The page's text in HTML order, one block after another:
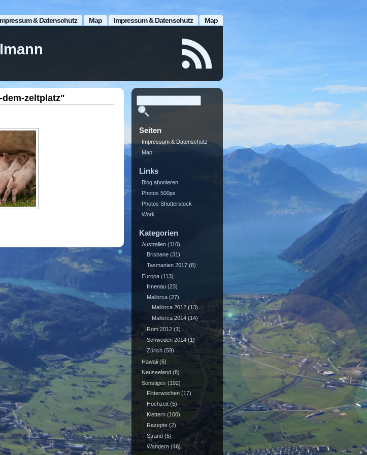
Map
Impressum & Datenschutz
Map
& Datenschutz
zeltplatz"
Seiten
Impressum & Datenschutz
Map
Links
Blog abonieren
Photos 500px
Photos Shutterstock
Work
Kategorien
Australien(110)
Brisbane(31)
Tasmanien 2017(8)
Europa(113)
Ilmenau(23)
Mallorca(27)
Mallorca 2012(13)
Mallorca 2014(14)
Rom 2012(1)
Schweden 2014(1)
Zürich(59)
Hawaii(6)
Neuseeland(8)
Sonstiges (192)
Flitterwochen(17)
Hochzeit(5)
Klettern(100)
Rezepte(2)
Strand(5)
Wandern(46)